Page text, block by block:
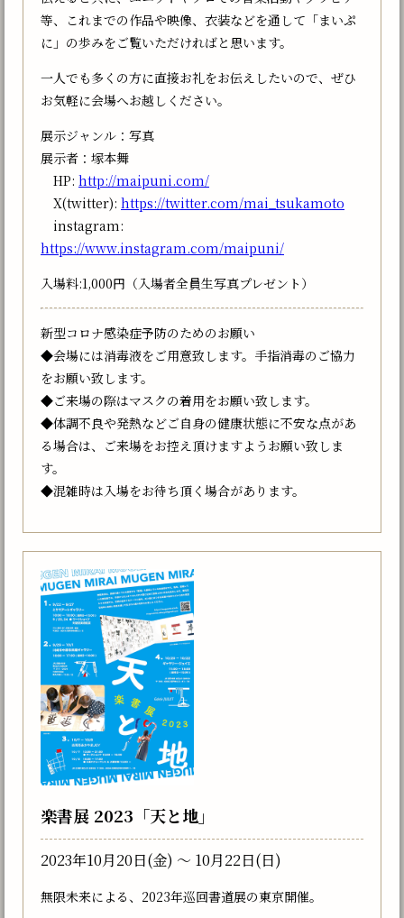
等、これまでの作品や映像、衣装などを通して「まいぷ
に」の歩みをご覧いただければと思います。⁡
一人でも多くの方に直接お礼をお伝えしたいので、ぜひ
お気軽に会場へお越しください。
展示ジャンル：写真
展示者：塚本舞
HP: http://maipuni.com/
X(twitter): https://twitter.com/mai_tsukamoto
instagram:
https://www.instagram.com/maipuni/
入場料:1,000円（入場者全員生写真プレゼント）
新型コロナ感染症予防のためのお願い
◆会場には消毒液をご用意致します。手指消毒のご協力
をお願い致します。
◆ご来場の際はマスクの着用をお願い致します。
◆体調不良や発熱などご自身の健康状態に不安な点があ
る場合は、ご来場をお控え頂けますようお願い致しま
す。
◆混雑時は入場をお待ち頂く場合があります。 ⁡
楽書展 2023「天と地」
2023年10月20日(金) 〜 10月22日(日)
無限未来による、2023年巡回書道展の東京開催。